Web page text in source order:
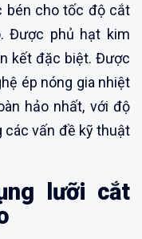
bén cho tốc độ cắt
Được phủ hạt kim
kết đặc biệt. Được
ép nóng gia nhiệt
hảo nhất, với độ
các vấn đề kỹ thuật
lưỡi cắt